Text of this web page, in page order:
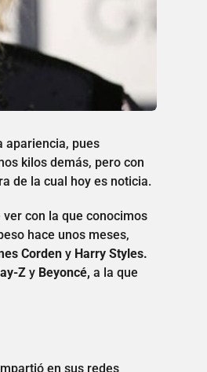
apariencia, pues
kilos demás, pero con
de la cual hoy es noticia.
con la que conocimos
hace unos meses,
Corden y Harry Styles.
Z y Beyoncé, a la que
en sus redes